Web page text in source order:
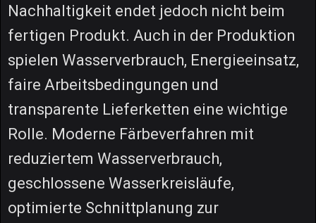
Nachhaltigkeit endet jedoch nicht beim
fertigen Produkt. Auch in der Produktion
spielen Wasserverbrauch, Energieeinsatz,
faire Arbeitsbedingungen und
transparente Lieferketten eine wichtige
Rolle. Moderne Färbeverfahren mit
reduziertem Wasserverbrauch,
geschlossene Wasserkreisläufe,
optimierte Schnittplanung zur